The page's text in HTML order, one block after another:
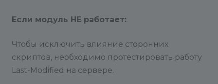
Если модуль НЕ работает:
Чтобы исключить влияние сторонних
скриптов, необходимо протестировать работу
Last-Modified на сервере.